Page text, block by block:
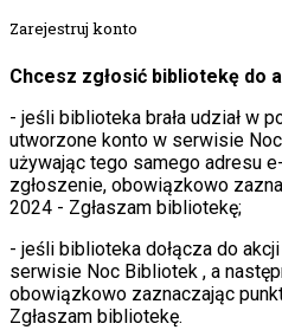
Zarejestruj konto
Chcesz zgłosić bibliotekę do
- jeśli biblioteka brała udział w
utworzone konto w serwisie
używając tego samego adresu
zgłoszenie, obowiązkowo
2024 - Zgłaszam bibliotekę;
- jeśli biblioteka dołącza do
serwisie Noc Bibliotek , a
obowiązkowo zaznaczając
Zgłaszam bibliotekę.